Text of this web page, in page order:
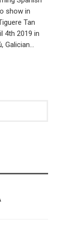
show in
Tan
4th 2019 in
Galician…